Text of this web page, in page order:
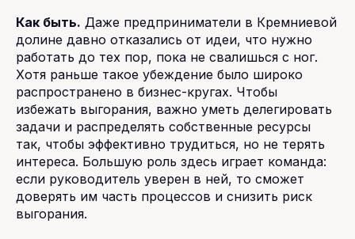
Как быть. Даже предприниматели в Кремниевой
долине давно отказались от идеи, что нужно
работать до тех пор, пока не свалишься с ног.
Хотя раньше такое убеждение было широко
распространено в бизнес-кругах. Чтобы
избежать выгорания, важно уметь делегировать
задачи и распределять собственные ресурсы
так, чтобы эффективно трудиться, но не терять
интереса. Большую роль здесь играет команда:
если руководитель уверен в ней, то сможет
доверять им часть процессов и снизить риск
выгорания.